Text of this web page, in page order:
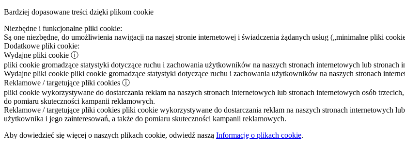
Bardziej dopasowane treści dzięki plikom cookie
Niezbędne i funkcjonalne pliki cookie:
Są one niezbędne, do umożliwienia nawigacji na naszej stronie internetowej i świadczenia żądanych usług („minimalne pliki
Dodatkowe pliki cookie:
Wydajne pliki cookie ⓘ
pliki cookie gromadzące statystyki dotyczące ruchu i zachowania użytkowników na naszych stronach internetowych lub stronach
Wydajne pliki cookie pliki cookie gromadzące statystyki dotyczące ruchu i zachowania użytkowników na naszych stronach
Reklamowe / targetujące pliki cookies ⓘ
pliki cookie wykorzystywane do dostarczania reklam na naszych stronach internetowych lub stronach internetowych osób
do pomiaru skuteczności kampanii reklamowych.
Reklamowe / targetujące pliki cookies pliki cookie wykorzystywane do dostarczania reklam na naszych stronach internetowych
użytkownika i jego zainteresowań, a także do pomiaru skuteczności kampanii reklamowych.
Aby dowiedzieć się więcej o naszych plikach cookie, odwiedź naszą Informację o plikach cookie.